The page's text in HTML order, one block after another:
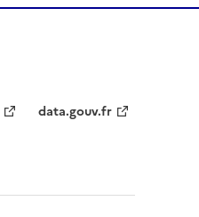
data.gouv.fr